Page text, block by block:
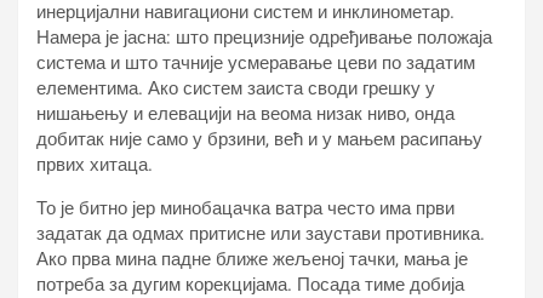
инерцијални навигациони систем и инклинометар.
Намера је јасна: што прецизније одређивање положаја
система и што тачније усмеравање цеви по задатим
елементима. Ако систем заиста своди грешку у
нишањењу и елевацији на веома низак ниво, онда
добитак није само у брзини, већ и у мањем расипању
првих хитаца.
То је битно јер минобацачка ватра често има први
задатак да одмах притисне или заустави противника.
Ако прва мина падне ближе жељеној тачки, мања је
потреба за дугим корекцијама. Посада тиме добија